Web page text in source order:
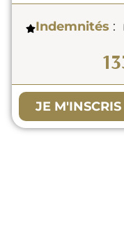
Indemnités :
JE M'INSCRIS